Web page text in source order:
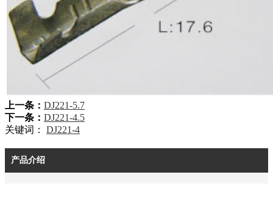
上一条： DJ221-5.7
下一条： DJ221-4.5
关键词： DJ221-4
产品介绍